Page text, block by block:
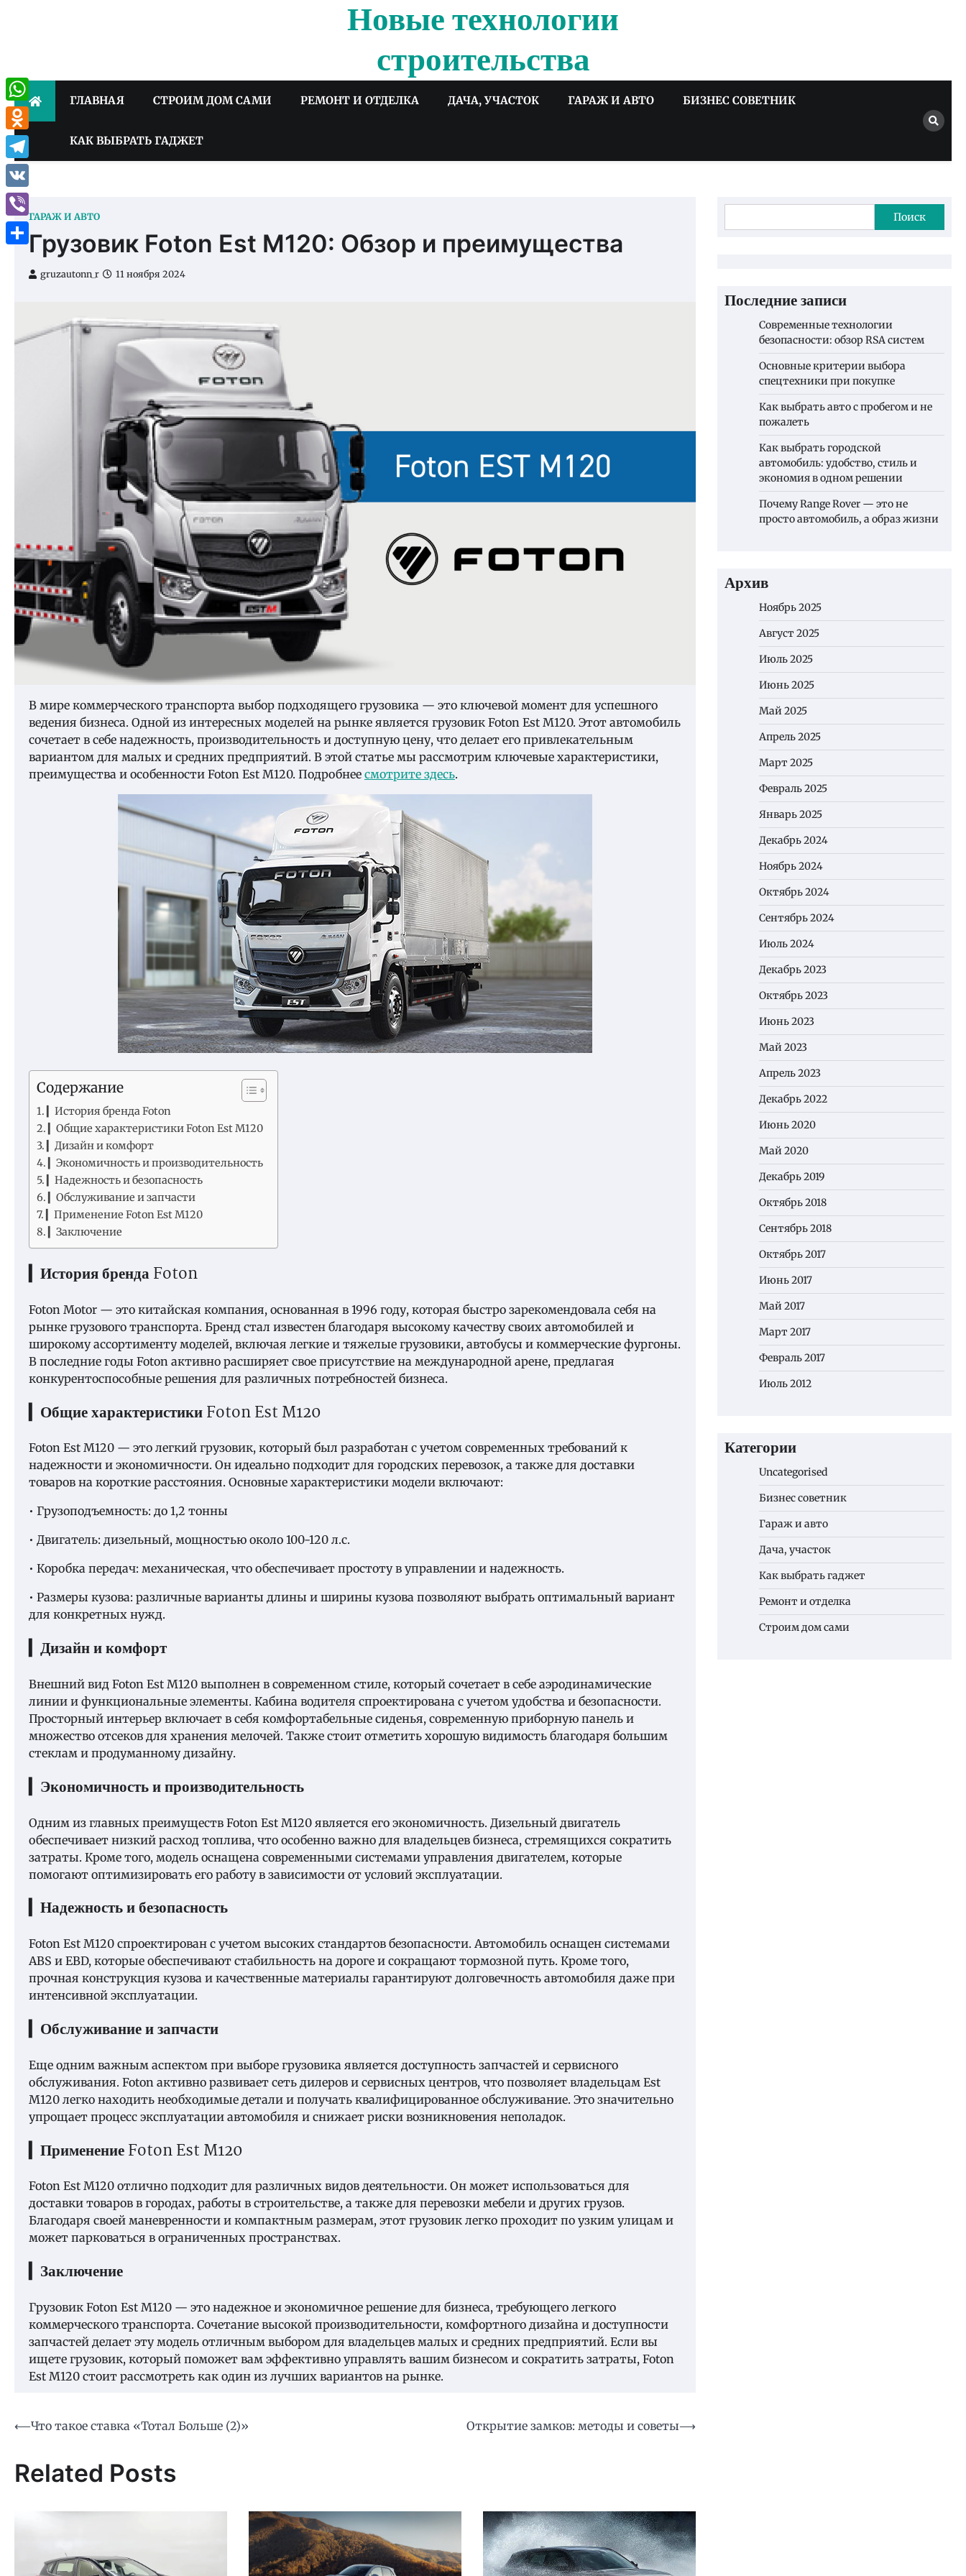
Новые технологии
строительства
ГЛАВНАЯ СТРОИМ ДОМ САМИ РЕМОНТ И ОТДЕЛКА ДАЧА, УЧАСТОК ГАРАЖ И АВТО БИЗНЕС СОВЕТНИК
КАК ВЫБРАТЬ ГАДЖЕТ
ГАРАЖ И АВТО
Грузовик Foton Est M120: Обзор и преимущества
gruzautonn_r 11 ноября 2024
В мире коммерческого транспорта выбор подходящего грузовика — это ключевой момент для успешного
ведения бизнеса. Одной из интересных моделей на рынке является грузовик Foton Est M120. Этот автомобиль
сочетает в себе надежность, производительность и доступную цену, что делает его привлекательным
вариантом для малых и средних предприятий. В этой статье мы рассмотрим ключевые характеристики,
преимущества и особенности Foton Est M120. Подробнее смотрите здесь.
Содержание
▎История бренда Foton
▎Общие характеристики Foton Est M120
▎Дизайн и комфорт
▎Экономичность и производительность
▎Надежность и безопасность
▎Обслуживание и запчасти
▎Применение Foton Est M120
▎Заключение
▎История бренда Foton
Foton Motor — это китайская компания, основанная в 1996 году, которая быстро зарекомендовала себя на
рынке грузового транспорта. Бренд стал известен благодаря высокому качеству своих автомобилей и
широкому ассортименту моделей, включая легкие и тяжелые грузовики, автобусы и коммерческие фургоны.
В последние годы Foton активно расширяет свое присутствие на международной арене, предлагая
конкурентоспособные решения для различных потребностей бизнеса.
▎Общие характеристики Foton Est M120
Foton Est M120 — это легкий грузовик, который был разработан с учетом современных требований к
надежности и экономичности. Он идеально подходит для городских перевозок, а также для доставки
товаров на короткие расстояния. Основные характеристики модели включают:
• Грузоподъемность: до 1,2 тонны
• Двигатель: дизельный, мощностью около 100-120 л.с.
• Коробка передач: механическая, что обеспечивает простоту в управлении и надежность.
• Размеры кузова: различные варианты длины и ширины кузова позволяют выбрать оптимальный вариант
для конкретных нужд.
▎Дизайн и комфорт
Внешний вид Foton Est M120 выполнен в современном стиле, который сочетает в себе аэродинамические
линии и функциональные элементы. Кабина водителя спроектирована с учетом удобства и безопасности.
Просторный интерьер включает в себя комфортабельные сиденья, современную приборную панель и
множество отсеков для хранения мелочей. Также стоит отметить хорошую видимость благодаря большим
стеклам и продуманному дизайну.
▎Экономичность и производительность
Одним из главных преимуществ Foton Est M120 является его экономичность. Дизельный двигатель
обеспечивает низкий расход топлива, что особенно важно для владельцев бизнеса, стремящихся сократить
затраты. Кроме того, модель оснащена современными системами управления двигателем, которые
помогают оптимизировать его работу в зависимости от условий эксплуатации.
▎Надежность и безопасность
Foton Est M120 спроектирован с учетом высоких стандартов безопасности. Автомобиль оснащен системами
ABS и EBD, которые обеспечивают стабильность на дороге и сокращают тормозной путь. Кроме того,
прочная конструкция кузова и качественные материалы гарантируют долговечность автомобиля даже при
интенсивной эксплуатации.
▎Обслуживание и запчасти
Еще одним важным аспектом при выборе грузовика является доступность запчастей и сервисного
обслуживания. Foton активно развивает сеть дилеров и сервисных центров, что позволяет владельцам Est
M120 легко находить необходимые детали и получать квалифицированное обслуживание. Это значительно
упрощает процесс эксплуатации автомобиля и снижает риски возникновения неполадок.
▎Применение Foton Est M120
Foton Est M120 отлично подходит для различных видов деятельности. Он может использоваться для
доставки товаров в городах, работы в строительстве, а также для перевозки мебели и других грузов.
Благодаря своей маневренности и компактным размерам, этот грузовик легко проходит по узким улицам и
может парковаться в ограниченных пространствах.
▎Заключение
Грузовик Foton Est M120 — это надежное и экономичное решение для бизнеса, требующего легкого
коммерческого транспорта. Сочетание высокой производительности, комфортного дизайна и доступности
запчастей делает эту модель отличным выбором для владельцев малых и средних предприятий. Если вы
ищете грузовик, который поможет вам эффективно управлять вашим бизнесом и сократить затраты, Foton
Est M120 стоит рассмотреть как один из лучших вариантов на рынке.
Навигация
записям
⟵Что такое ставка «Тотал Больше (2)» Открытие замков: методы и советы⟶
Related Posts
Поиск
Последние записи
Современные технологии
безопасности: обзор RSA систем
Основные критерии выбора
спецтехники при покупке
Как выбрать авто с пробегом и не
пожалеть
Как выбрать городской
автомобиль: удобство, стиль и
экономия в одном решении
Почему Range Rover — это не
просто автомобиль, а образ жизни
Архив
Ноябрь 2025
Август 2025
Июль 2025
Июнь 2025
Май 2025
Апрель 2025
Март 2025
Февраль 2025
Январь 2025
Декабрь 2024
Ноябрь 2024
Октябрь 2024
Сентябрь 2024
Июль 2024
Декабрь 2023
Октябрь 2023
Июнь 2023
Май 2023
Апрель 2023
Декабрь 2022
Июнь 2020
Май 2020
Декабрь 2019
Октябрь 2018
Сентябрь 2018
Октябрь 2017
Июнь 2017
Май 2017
Март 2017
Февраль 2017
Июль 2012
Категории
Uncategorised
Бизнес советник
Гараж и авто
Дача, участок
Как выбрать гаджет
Ремонт и отделка
Строим дом сами
WhatsApp
Odnoklassniki
Telegram
VK
Viber
Отправить